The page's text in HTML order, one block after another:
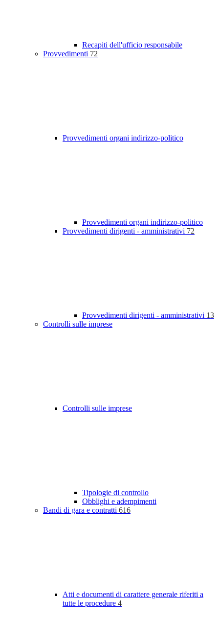
Recapiti dell'ufficio responsabile
Provvedimenti 72
Provvedimenti organi indirizzo-politico
Provvedimenti organi indirizzo-politico
Provvedimenti dirigenti - amministrativi 72
Provvedimenti dirigenti - amministrativi 13
Controlli sulle imprese
Controlli sulle imprese
Tipologie di controllo
Obblighi e adempimenti
Bandi di gara e contratti 616
Atti e documenti di carattere generale riferiti a
tutte le procedure 4